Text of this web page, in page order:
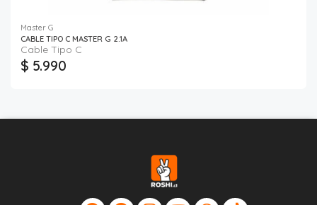
Master G
CABLE TIPO C MASTER G 2.1A
Cable Tipo C
$ 5.990